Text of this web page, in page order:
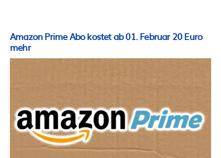
Amazon Prime Abo kostet ab 01. Februar 20 Euro
mehr